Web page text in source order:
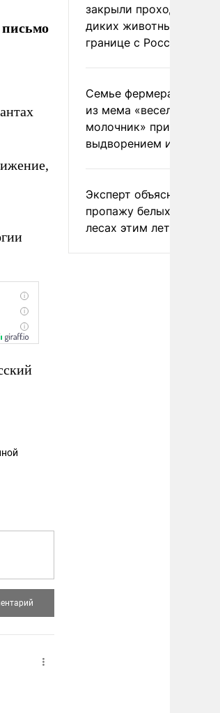
закрыли проходы для
диких животных на
границе с Россией
Семье фермера
из мема «веселый
молочник» пригрозили
выдворением из
Эксперт объяснил
пропажу белых грибов
лесах этим летом